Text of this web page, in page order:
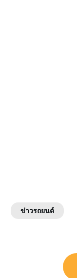
ข่าวรถยนต์